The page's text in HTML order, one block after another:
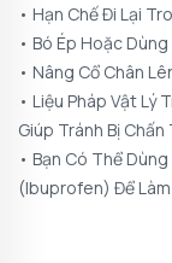
• Hạn Chế Đi Lại
• Bó Ép Hoặc
• Nâng Cổ Chân
• Liệu Pháp Vật Lý
Giúp Tránh Bị
• Bạn Có Thể
(ibuprofen) Để Làm